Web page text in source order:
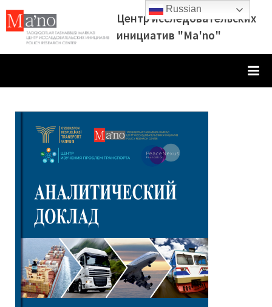
Skip
to
content
Центр исследовательских
инициатив "Ma'no"
Russian